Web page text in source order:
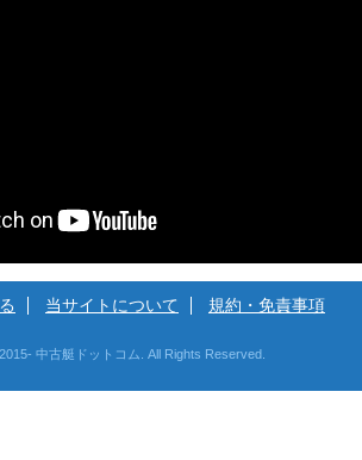
当サイトについて 規約・免責事項
中古艇ドットコム. All Rights Reserved.